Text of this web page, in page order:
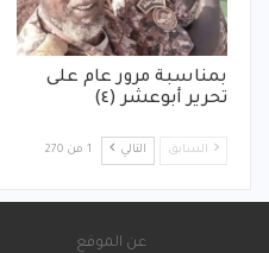
بمناسبة مرور عام على
تحرير أبوعشر (٤)
السابق التالي 1 من 270
عن الموقع